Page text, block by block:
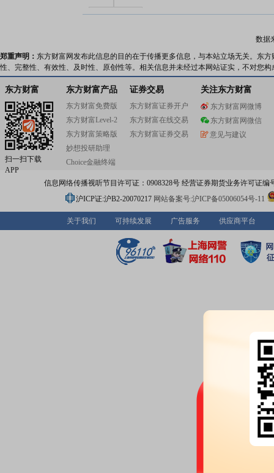
2026-05-15
调研
公告：2026年05月15日发布《
2026年05月15日公布
月21日；除权除息日：2026年
(含税,扣税后8.10元)[正式]
2026-05-09
公告：2026年05月09日发布《
2026年投资者网上集体接待日活
2026-04-30
机构调研：2026年04月30日披
2026年04月29日公
2026年一季报归属
2026年04月29日发布《
2026年第一季度
数据
郑重声明： 东方财富网发布此信息的目的在于传播更多信息，与本站立场无关。东
性、完整性、有效性、及时性、原创性等。相关信息并未经过本网站证实，不对您
东方财富
扫一扫下载
APP
东方财富产品
东方财富免费版
东方财富Level-2
东方财富策略版
妙想投研助理
Choice金融终端
证券交易
东方财富证券开户
东方财富在线交易
东方财富证券交易
关注东方财富
东方财富网微博
东方财富网微信
意见与建议
信息网络传播视听节目许可证：0908328号 经营证券期货业务许可证编
沪ICP证:沪B2-20070217 网站备案号:沪ICP备05006054号-11
关于我们 可持续发展 广告服务 供应商平台